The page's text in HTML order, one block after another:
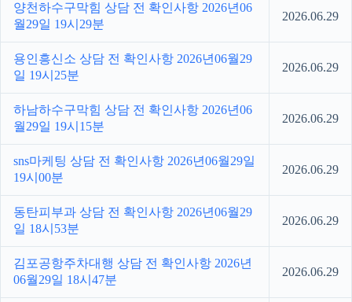
양천하수구막힘 상담 전 확인사항 2026년06
월29일 19시29분
2026.06.29
용인흥신소 상담 전 확인사항 2026년06월29
일 19시25분
2026.06.29
하남하수구막힘 상담 전 확인사항 2026년06
월29일 19시15분
2026.06.29
sns마케팅 상담 전 확인사항 2026년06월29일
19시00분
2026.06.29
동탄피부과 상담 전 확인사항 2026년06월29
일 18시53분
2026.06.29
김포공항주차대행 상담 전 확인사항 2026년
06월29일 18시47분
2026.06.29